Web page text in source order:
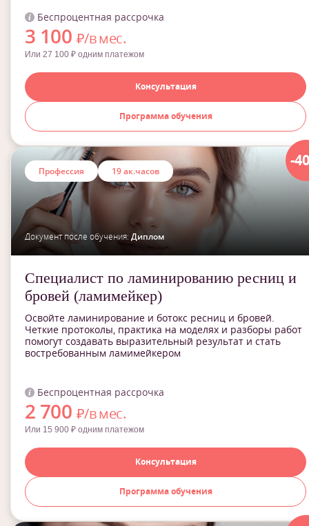
Беспроцентная рассрочка
3 100 ₽/в мес.
Или 27 100 ₽ одним платежом
Консультация
Программа обучения
-
Профессия 19 ак.часов
Документ после обучения: Диплом
Специалист по ламинированию ресниц и
бровей (ламимейкер)
Освойте ламинирование и ботокс ресниц и бровей.
Четкие протоколы, практика на моделях и разборы работ
помогут создавать выразительный результат и стать
востребованным ламимейкером
Беспроцентная рассрочка
2 700 ₽/в мес.
Или 15 900 ₽ одним платежом
Консультация
Программа обучения